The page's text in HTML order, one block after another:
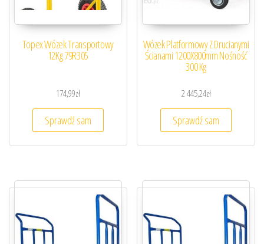
Topex Wózek Transportowy
12Kg 79R305
174,99zł
Sprawdź sam
Wózek Platformowy Z Drucianymi
Ścianami 1200X800mm Nośność
300 Kg
2 445,24zł
Sprawdź sam